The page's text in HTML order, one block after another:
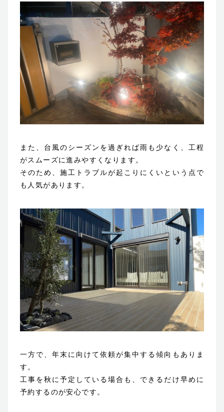
また、台風のシーズンを過ぎれば雨も少なく、工程
がスムーズに進みやすくなります。
そのため、施工トラブルが起こりにくいという点で
も人気があります。
一方で、年末に向けて依頼が集中する傾向もありま
す。
工事を秋に予定している場合も、できるだけ早めに
予約するのが安心です。